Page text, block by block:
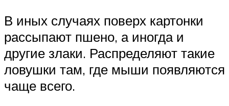
В иных случаях поверх картонки
рассыпают пшено, а иногда и
другие злаки. Распределяют такие
ловушки там, где мыши появляются
чаще всего.